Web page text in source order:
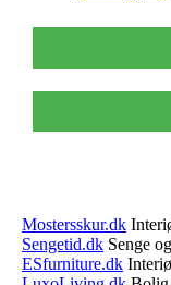
Mostersskur.dk
Sengetid.dk Senge
ESfurniture.dk